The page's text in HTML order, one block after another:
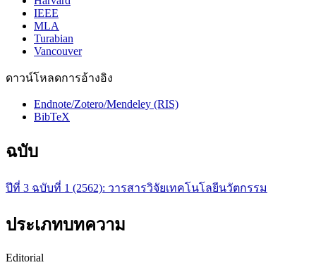
IEEE
MLA
Turabian
Vancouver
ดาวน์โหลดการอ้างอิง
Endnote/Zotero/Mendeley (RIS)
BibTeX
ฉบับ
ปีที่ 3 ฉบับที่ 1 (2562): วารสารวิจัยเทคโนโลยีนวัตกรรม
ประเภทบทความ
Editorial